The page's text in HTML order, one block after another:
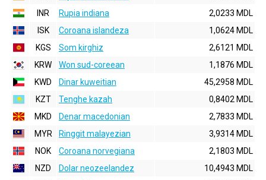
INR
Rupia indiana
2,0233 MDL
ISK
Coroana islandeza
1,0624 MDL
KGS
Som kirghiz
2,6121 MDL
KRW
Won sud-coreean
1,1876 MDL
KWD
Dinar kuweitian
45,2958 MDL
KZT
Tenghe kazah
0,8402 MDL
MKD
Denar macedonian
2,7833 MDL
MYR
Ringgit malayezian
3,9314 MDL
NOK
Coroana norvegiana
2,1803 MDL
NZD
Dolar neozeelandez
10,4943 MDL